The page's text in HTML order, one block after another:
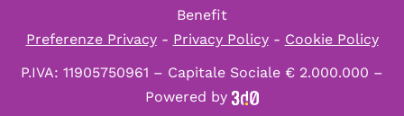
Benefit
Preferenze Privacy- Privacy Policy- Cookie Policy
P.IVA: 11905750961 – Capitale Sociale € 2.000.000 –
Powered by